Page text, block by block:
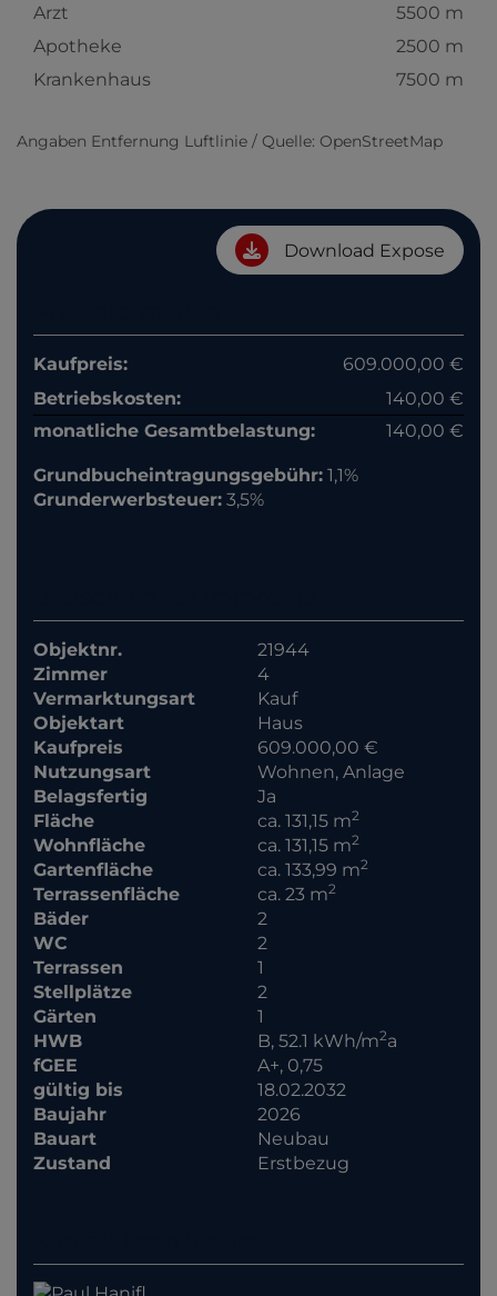
Arzt
5500 m
Apotheke
2500 m
Krankenhaus
7500 m
Angaben Entfernung Luftlinie / Quelle: OpenStreetMap
Download Expose
Kaufpreis:
609.000,00 €
Betriebskosten:
140,00 €
monatliche Gesamtbelastung:
140,00 €
Grundbucheintragungsgebühr: 1,1%
Grunderwerbsteuer: 3,5%
Objektnr.
21944
Zimmer
4
Vermarktungsart
Kauf
Objektart
Haus
Kaufpreis
609.000,00 €
Nutzungsart
Wohnen Anlage
Belagsfertig
Ja
Fläche
ca. 131,15 m2
Wohnfläche ca. 131,15 m2
Gartenfläche ca. 133,99 m2
Terrassenfläche ca. 23 m2
Bäder
2
WC
2
Terrassen
1
Stellplätze
2
Gärten
1
HWB
B, 52.1 kWh/m2a
fGEE
A+, 0,75
gültig bis
18.02.2032
Baujahr
2026
Bauart
Neubau
Zustand
Erstbezug